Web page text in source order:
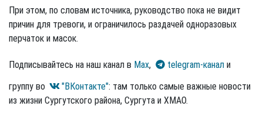
При этом, по словам источника, руководство пока не видит
причин для тревоги, и ограничилось раздачей одноразовых
перчаток и масок.
Подписывайтесь на наш канал в Max, telegram-канал и
группу во
"ВКонтакте": там только самые важные новости
из жизни Сургутского района, Сургута и ХМАО.